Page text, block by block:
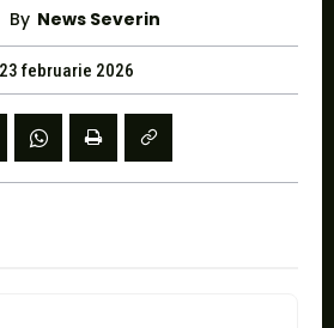
By News Severin
23 februarie 2026